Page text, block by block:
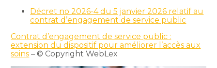
Décret no 2026-4 du 5 janvier 2026 relatif au
contrat d’engagement de service public
Contrat d’engagement de service public :
extension du dispositif pour améliorer l’accès aux
soins – © Copyright WebLex